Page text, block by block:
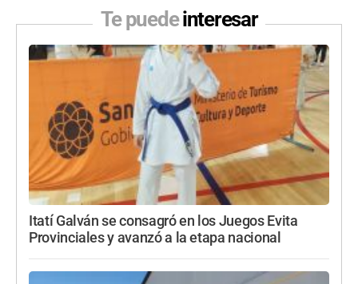
Te puedeinteresar
Itatí Galván se consagró en los Juegos Evita
Provinciales y avanzó a la etapa nacional